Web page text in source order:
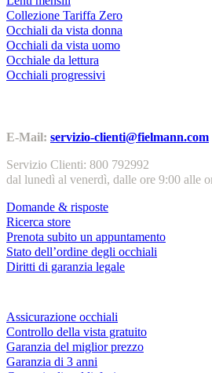
Collezione Tariffa Zero
Occhiali da vista donna
Occhiali da vista uomo
Occhiale da lettura
Occhiali progressivi
E-Mail: servizio-clienti@fielmann.com
Servizio Clienti: 800 792992
dal lunedì al venerdì, dalle ore 9:00 alle
Domande & risposte
Ricerca store
Prenota subito un appuntamento
Stato dell’ordine degli occhiali
Diritti di garanzia legale
Assicurazione occhiali
Controllo della vista gratuito
Garanzia del miglior prezzo
Garanzia di 3 anni